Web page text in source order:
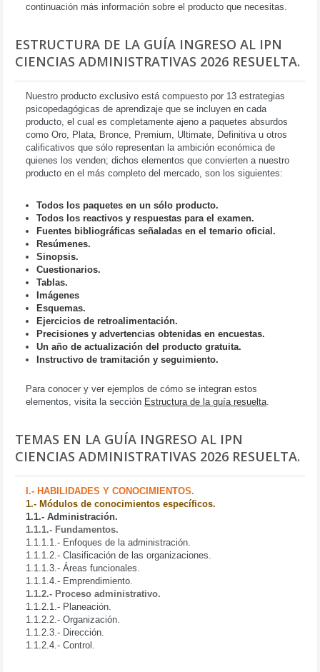
continuación más información sobre el producto que necesitas.
ESTRUCTURA DE LA GUÍA INGRESO AL IPN
CIENCIAS ADMINISTRATIVAS 2026 RESUELTA.
Nuestro producto exclusivo está compuesto por 13 estrategias
psicopedagógicas de aprendizaje que se incluyen en cada
producto, el cual es completamente ajeno a paquetes absurdos
como Oro, Plata, Bronce, Premium, Ultimate, Definitiva u otros
calificativos que sólo representan la ambición económica de
quienes los venden; dichos elementos que convierten a nuestro
producto en el más completo del mercado, son los siguientes:
Todos los paquetes en un sólo producto.
Todos los reactivos y respuestas para el examen.
Fuentes bibliográficas señaladas en el temario oficial.
Resúmenes.
Sinopsis.
Cuestionarios.
Tablas.
Imágenes
Esquemas.
Ejercicios de retroalimentación.
Precisiones y advertencias obtenidas en encuestas.
Un año de actualización del producto gratuita.
Instructivo de tramitación y seguimiento.
Para conocer y ver ejemplos de cómo se integran estos
elementos, visita la sección Estructura de la guía resuelta
TEMAS EN LA GUÍA INGRESO AL IPN
CIENCIAS ADMINISTRATIVAS 2026 RESUELTA.
I.- HABILIDADES Y CONOCIMIENTOS.
1.- Módulos de conocimientos específicos.
1.1.- Administración.
1.1.1.- Fundamentos.
1.1.1.1.- Enfoques de la administración.
1.1.1.2.- Clasificación de las organizaciones.
1.1.1.3.- Áreas funcionales.
1.1.1.4.- Emprendimiento.
1.1.2.- Proceso administrativo.
1.1.2.1.- Planeación.
1.1.2.2.- Organización.
1.1.2.3.- Dirección.
1.1.2.4.- Control.